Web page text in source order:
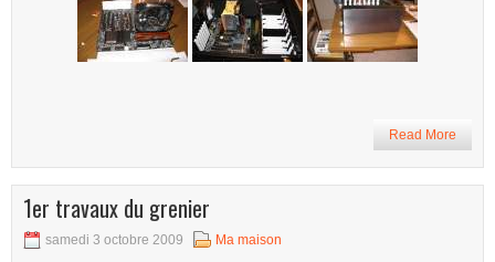
Read More
1er travaux du grenier
samedi 3 octobre 2009 Ma maison